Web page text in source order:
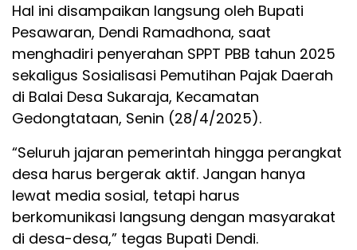
Hal ini disampaikan langsung oleh Bupati
Pesawaran, Dendi Ramadhona, saat
menghadiri penyerahan SPPT PBB tahun 2025
sekaligus Sosialisasi Pemutihan Pajak Daerah
di Balai Desa Sukaraja, Kecamatan
Gedongtataan, Senin (28/4/2025).
“Seluruh jajaran pemerintah hingga perangkat
desa harus bergerak aktif. Jangan hanya
lewat media sosial, tetapi harus
berkomunikasi langsung dengan masyarakat
di desa-desa,” tegas Bupati Dendi.